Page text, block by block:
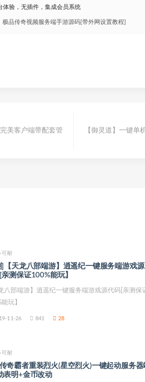
体验，无插件，集成会员系统
极品传奇视频服务端手游源码[带外网设置教程]
美客户端带配套管
【御灵道】一键单
耐
]【天龙八部端游】逍遥纪一键服务端游戏源
测保证100%能玩】
八部端游】逍遥纪一键服务端游戏源代码[亲测保
能玩】
11-26 841 28
耐
奇霸者重装烈火(星空烈火)一键起动服务器
表明+金币改动